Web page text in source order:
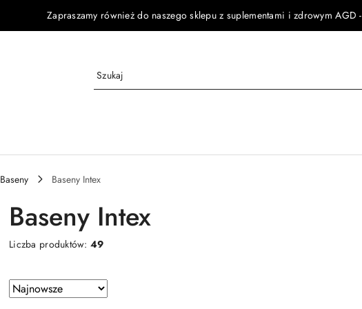
Zapraszamy również do naszego sklepu z suplementami i zdrowym AGD -
Baseny Baseny Intex
Baseny Intex
Liczba produktów:49
Zastosowano sortowanie: Najnowsze.
Sortuj
według